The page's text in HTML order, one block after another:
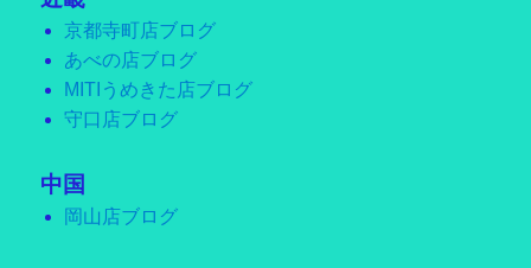
京都寺町店ブログ
あべの店ブログ
MITIうめきた店ブログ
守口店ブログ
中国
岡山店ブログ